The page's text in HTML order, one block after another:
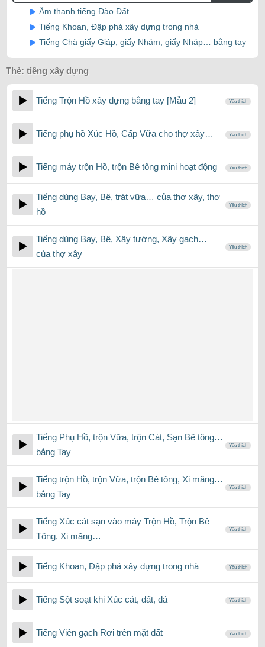
Âm thanh tiếng Đào Đất
Tiếng Khoan, Đập phá xây dựng trong nhà
Tiếng Chà giấy Giáp, giấy Nhám, giấy Nháp… bằng tay
Thẻ: tiếng xây dựng
Tiếng Trộn Hồ xây dựng bằng tay [Mẫu 2] Yêu thích
Tiếng phụ hồ Xúc Hồ, Cấp Vữa cho thợ xây… Yêu thích
Tiếng máy trộn Hồ, trộn Bê tông mini hoạt động Yêu thích
Tiếng dùng Bay, Bê, trát vữa… của thợ xây, thợ
hồ
Yêu thích
Tiếng dùng Bay, Bê, Xây tường, Xây gạch…
của thợ xây
Yêu thích
Tiếng Phụ Hồ, trộn Vữa, trộn Cát, Sạn Bê tông…
bằng Tay
Yêu thích
Tiếng trộn Hồ, trộn Vữa, trộn Bê tông, Xi măng…
bằng Tay
Yêu thích
Tiếng Xúc cát sạn vào máy Trộn Hồ, Trộn Bê
Tông, Xi măng…
Yêu thích
Tiếng Khoan, Đập phá xây dựng trong nhà Yêu thích
Tiếng Sột soạt khi Xúc cát, đất, đá Yêu thích
Tiếng Viên gạch Rơi trên mặt đất Yêu thích